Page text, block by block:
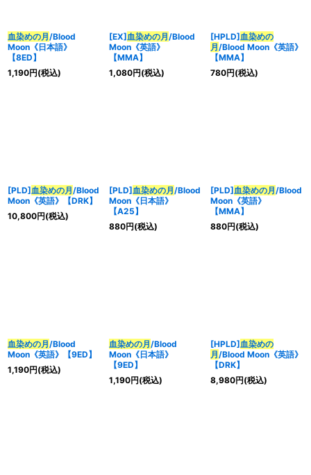
血染めの月/Blood
Moon《日本語》
【8ED】
1,190円(税込)
[EX]血染めの月/Blood
Moon《英語》
【MMA】
1,080円(税込)
[HPLD]血染めの
月/Blood Moon《英語》
【MMA】
780円(税込)
[PLD]血染めの月/Blood
Moon《英語》【DRK】
10,800円(税込)
[PLD]血染めの月/Blood
Moon《日本語》
【A25】
880円(税込)
[PLD]血染めの月/Blood
Moon《英語》
【MMA】
880円(税込)
血染めの月/Blood
Moon《英語》【9ED】
1,190円(税込)
血染めの月/Blood
Moon《日本語》
【9ED】
1,190円(税込)
[HPLD]血染めの
月/Blood Moon《英語》
【DRK】
8,980円(税込)